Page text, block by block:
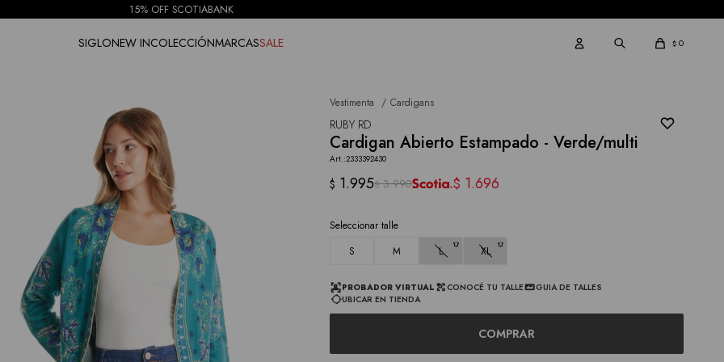
15% OFF SCOTIABANK
SIGLONEW INCOLECCIÓNMARCASSALE $ 0
Vestimenta Cardigans
RUBY RD
Cardigan Abierto Estampado - Verde/multi
2333392430
$ 1.995$ 3.990 $ 1.696
Seleccionar talle
S
M L XL
PROBADOR VIRTUAL CONOCÉ TU TALLE
GUIA DE TALLES
UBICAR EN TIENDA
COMPRAR
NOTIFICARME